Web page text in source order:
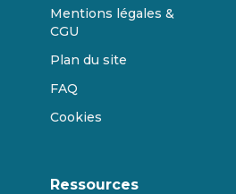
Mentions légales &
CGU
Plan du site
FAQ
Cookies
Ressources